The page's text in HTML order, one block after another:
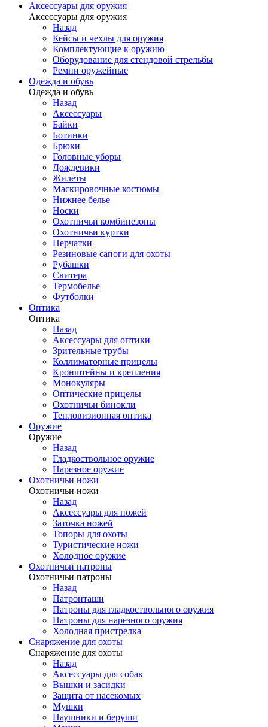
Аксессуары для оружия
Аксессуары для оружия
Назад
Кейсы и чехлы для оружия
Комплектующие к оружию
Оборудование для стендовой стрельбы
Ремни оружейные
Одежда и обувь
Одежда и обувь
Назад
Аксессуары
Байки
Ботинки
Брюки
Головные уборы
Дождевики
Жилеты
Маскировочные костюмы
Нижнее белье
Носки
Охотничьи комбинезоны
Охотничьи куртки
Перчатки
Резиновые сапоги для охоты
Рубашки
Свитера
Термобелье
Футболки
Оптика
Оптика
Назад
Аксессуары для оптики
Зрительные трубы
Коллиматорные прицелы
Кронштейны и крепления
Монокуляры
Оптические прицелы
Охотничьи бинокли
Тепловизионная оптика
Оружие
Оружие
Назад
Гладкоствольное оружие
Нарезное оружие
Охотничьи ножи
Охотничьи ножи
Назад
Аксессуары для ножей
Заточка ножей
Топоры для охоты
Туристические ножи
Холодное оружие
Охотничьи патроны
Охотничьи патроны
Назад
Патронташи
Патроны для гладкоствольного оружия
Патроны для нарезного оружия
Холодная пристрелка
Снаряжение для охоты
Снаряжение для охоты
Назад
Аксессуары для собак
Вышки и засидки
Защита от насекомых
Мушки
Наушники и беруши